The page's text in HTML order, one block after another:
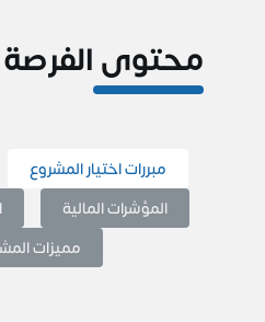
محتوى الفرصة
مبررات اختيار المشروع
المؤشرات المالية
مميزات